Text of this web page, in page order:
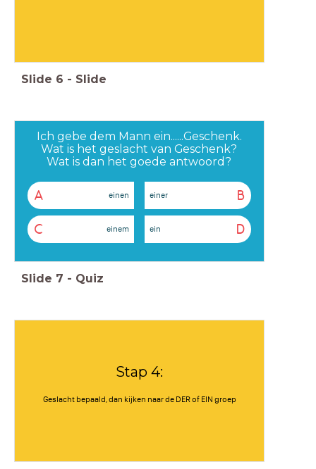
Slide 6 - Slide
Ich gebe dem Mann ein......Geschenk.
Wat is het geslacht van Geschenk?
Wat is dan het goede antwoord?
A einen B
einer
C einem D
ein
Slide 7 - Quiz
Stap 4:
Geslacht bepaald, dan kijken naar de DER of EIN groep